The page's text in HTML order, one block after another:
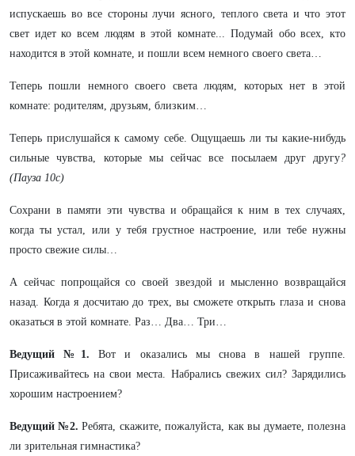
испускаешь во все стороны лучи ясного, теплого света и что этот
свет идет ко всем людям в этой комнате... Подумай обо всех, кто
находится в этой комнате, и пошли всем немного своего света…
Теперь пошли немного своего света людям, которых нет в этой
комнате: родителям, друзьям, близким…
Теперь прислушайся к самому себе. Ощущаешь ли ты какие-нибудь
сильные чувства, которые мы сейчас все посылаем друг другу?
(Пауза 10с)
Сохрани в памяти эти чувства и обращайся к ним в тех случаях,
когда ты устал, или у тебя грустное настроение, или тебе нужны
просто свежие силы…
А сейчас попрощайся со своей звездой и мысленно возвращайся
назад. Когда я досчитаю до трех, вы сможете открыть глаза и снова
оказаться в этой комнате. Раз… Два… Три…
Ведущий №1. Вот и оказались мы снова в нашей группе.
Присаживайтесь на свои места. Набрались свежих сил? Зарядились
хорошим настроением?
Ведущий №2.Ребята, скажите, пожалуйста, как вы думаете, полезна
ли зрительная гимнастика?